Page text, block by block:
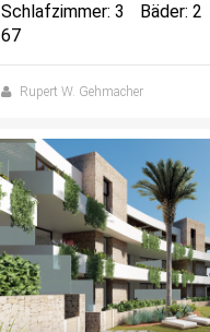
Schlafzimmer: 3 Bäder: 2
67
Rupert W. Gehmacher